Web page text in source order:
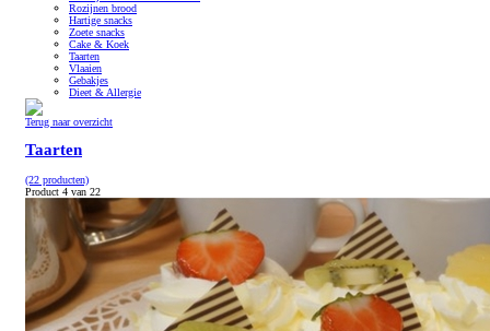
Rozijnen brood
Hartige snacks
Zoete snacks
Cake & Koek
Taarten
Vlaaien
Gebakjes
Dieet & Allergie
Terug naar overzicht
Taarten
(22 producten)
Product 4 van 22